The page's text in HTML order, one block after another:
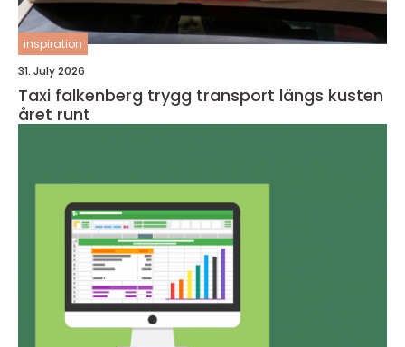
inspiration
31. July 2026
Taxi falkenberg trygg transport längs kusten
året runt